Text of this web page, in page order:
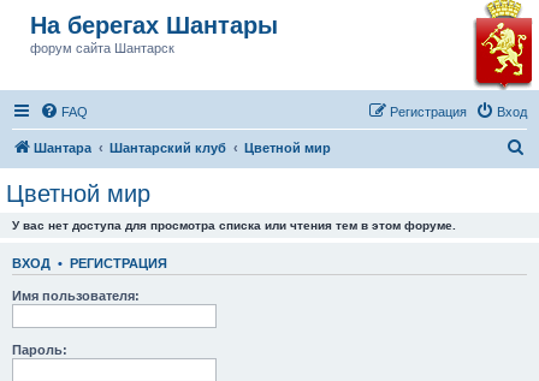
На берегах Шантары
форум сайта Шантарск
FAQ Вход
Регистрация
Шантара Шантарский клуб Цветной мир
Цветной мир
У вас нет доступа для просмотра списка или чтения тем в этом форуме.
ВХОД • РЕГИСТРАЦИЯ
Имя пользователя:
Пароль: